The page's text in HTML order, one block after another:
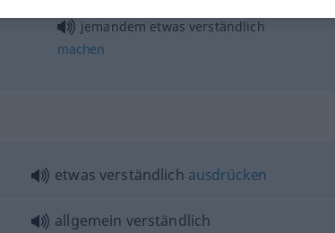
jemandem etwas verständlich
machen
etwas verständlich ausdrücken
allgemein verständlich